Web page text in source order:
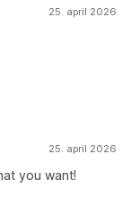
25. april 2026
25. april 2026
you want!